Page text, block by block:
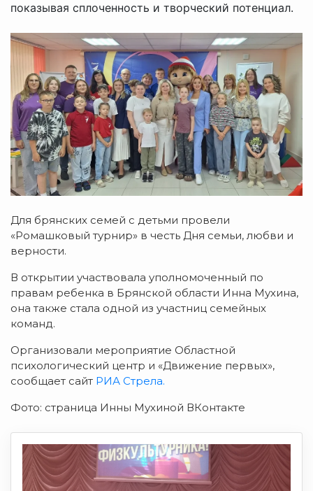
показывая сплоченность и творческий потенциал.
Для брянских семей с детьми провели
«Ромашковый турнир» в честь Дня семьи, любви и
верности.
В открытии участвовала уполномоченный по
правам ребенка в Брянской области Инна Мухина,
она также стала одной из участниц семейных
команд.
Организовали мероприятие Областной
психологический центр и «Движение первых»,
сообщает сайт РИА Стрела.
Фото: страница Инны Мухиной ВКонтакте